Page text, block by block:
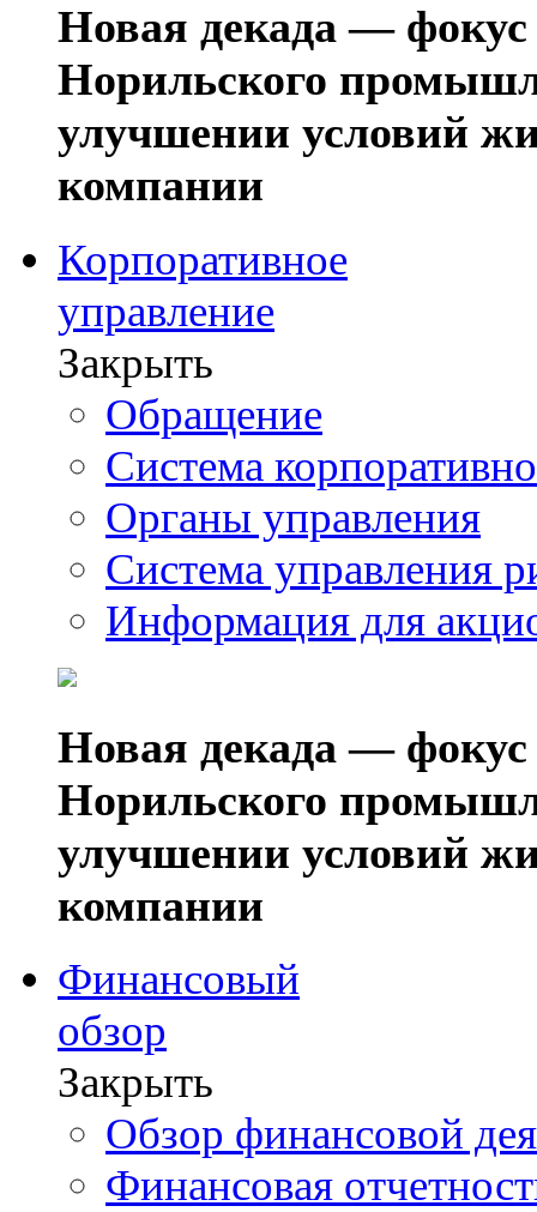
Новая декада — фокус
Норильского
улучшении условий
компании
Корпоративное
управление
Закрыть
Обращение
Система
Органы управления
Система управления
Информация для
Новая декада — фокус
Норильского
улучшении условий
компании
Финансовый
обзор
Закрыть
Обзор финансовой
Финансовая